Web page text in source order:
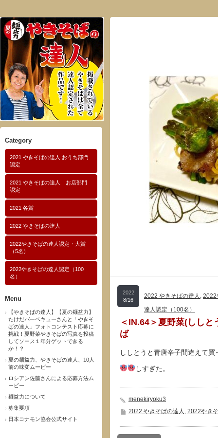
Category
2021 やきそばの達人 おうち部門
認定
2021 やきそばの達人 お店部門
認定
2021 各賞
2022 やきそばの達人
2022やきそばの達人認定・大賞
（5名）
2022やきそばの達人認定（100
名）
Menu
【やきそばの達人】【夏の麺益力】
たけだバーベキューさんと「やきそ
ばの達人」フォトコンテスト応募に
挑戦！夏野菜やきそばの写真を投稿
してソース１年分ゲットできる
か！？
夏の麺益力、やきそばの達人、10人
前の味変ムービー
ロシアン佐藤さんによる応募方法ム
ービー
麺益力について
募集要項
日本コナモン協会公式サイト
2022
8/16
2022 やきそばの達人 , 2022
達人認定（100名）
＜IN.64＞夏野菜(しし
ば
ししとうと青唐辛子間違えて
しすぎた。
menekiryoku3
2022 やきそばの達人 , 2022やき